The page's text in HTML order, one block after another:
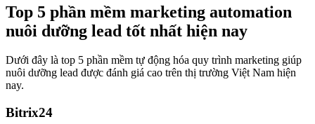
Top 5 phần mềm marketing automation
nuôi dưỡng lead tốt nhất hiện nay
Dưới đây là top 5 phần mềm tự động hóa quy trình marketing giúp
nuôi dưỡng lead được đánh giá cao trên thị trường Việt Nam hiện
nay.
Bitrix24